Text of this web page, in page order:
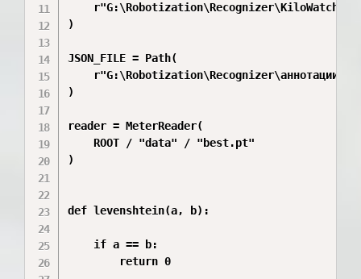
)
JSON_FILE = Path(
)
reader = MeterReader(
    ROOT / "data" / "best.pt"
)
def levenshtein(a, b):
    if a == b:
        return 0